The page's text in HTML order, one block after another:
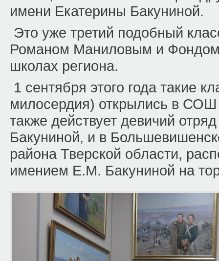
имени Екатерины Бакуниной.
Это уже третий подобный
Романом Маниловым и Фондом
школах региона.
1 сентября этого года такие
милосердия) открылись в СОШ
также действует девичий
Бакуниной, и в
района Тверской области,
имением Е.М. Бакуниной на